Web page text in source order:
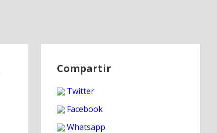
Compartir
Twitter
Facebook
Whatsapp